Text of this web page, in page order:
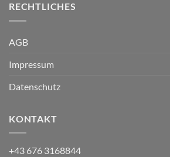
RECHTLICHES
AGB
Impressum
Datenschutz
KONTAKT
+43 676 3168844